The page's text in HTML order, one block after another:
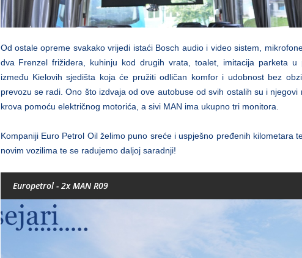
Od ostale opreme svakako vrijedi istaći Bosch audio i video sistem,
dva Frenzel frižidera, kuhinju kod drugih vrata, toalet, imitacija parketa u
između Kielovih sjedišta koja će pružiti odličan komfor i udobnost bez
prevozu se radi. Ono što izdvaja od ove autobuse od svih ostalih su i njegovi
krova pomoću električnog motorića, a sivi MAN ima ukupno tri monitora.
Kompaniji Euro Petrol Oil želimo puno sreće i uspješno pređenih kilometara
novim vozilima te se radujemo daljoj saradnji!
Europetrol - 2x MAN R09